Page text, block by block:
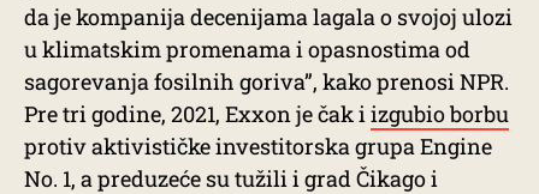
da je kompanija decenijama lagala o svojoj ulozi
u klimatskim promenama i opasnostima od
sagorevanja fosilnih goriva”, kako prenosi NPR.
Pre tri godine, 2021, Exxon je čak i izgubio borbu
protiv aktivističke investitorska grupa Engine
No. 1, a preduzeće su tužili i grad Čikago i